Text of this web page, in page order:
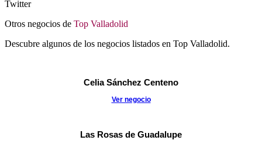
Twitter
Otros negocios de Top Valladolid
Descubre algunos de los negocios listados en Top Valladolid.
Celia Sánchez Centeno
Ver negocio
Las Rosas de Guadalupe